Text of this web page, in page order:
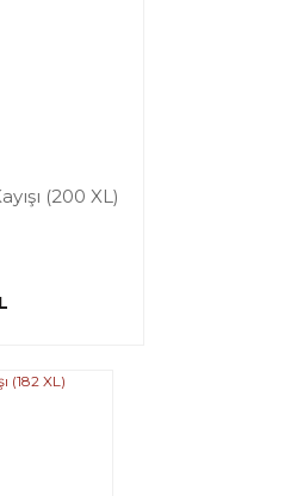
(200 XL)